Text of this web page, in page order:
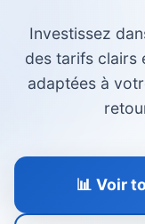
Investissez
des tarifs clairs
adaptées à
📊 Voir